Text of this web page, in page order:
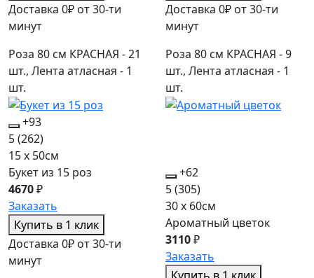
Доставка 0₽ от 30-ти
минут
Роза 80 см КРАСНАЯ - 21
шт., Лента атласная - 1
шт.
Доставка 0₽ от 30-ти
минут
Роза 80 см КРАСНАЯ - 9
шт., Лента атласная - 1
шт.
+93
5(262)
15 x 50см
Букет из 15 роз
4670₽
Заказать
Купить в 1 клик
Доставка 0₽ от 30-ти
минут
+62
5(305)
30 x 60см
Ароматный цветок
3110₽
Заказать